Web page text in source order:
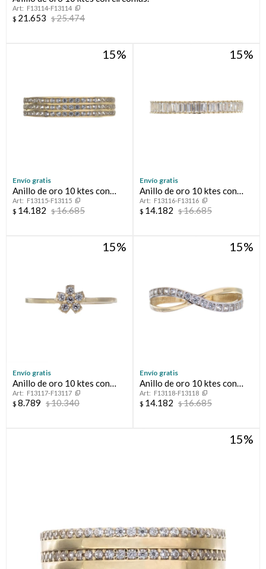
F13114-F13114
$ 21.653 $25.474
15
Envío gratis
Anillo de oro 10 ktes con
circonias, MEDIO SIN FIN.
F13115-F13115
$ 14.182 $16.685
15
Envío gratis
Anillo de oro 10 ktes con
circonias, MEDIO SIN FIN.
F13116-F13116
$ 14.182 $16.685
15
Envío gratis
Anillo de oro 10 ktes con
circonias, FLOT
F13117-F13117
$ 8.789 $10.340
15
Envío gratis
Anillo de oro 10 ktes con
circonias.
F13118-F13118
$ 14.182 $16.685
15
Compromiso